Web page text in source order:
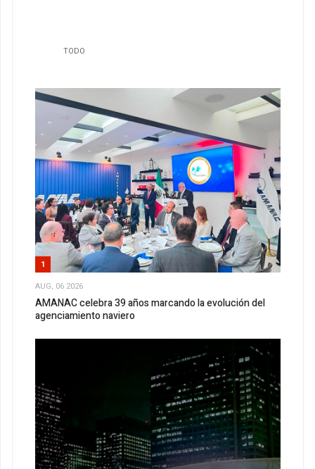
TODO
1
AUG, 06 2026
AMANAC celebra 39 años marcando la evolución del
agenciamiento naviero